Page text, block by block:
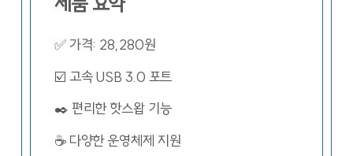
✅ 가격: 28,280원
☑️ 고속 USB 3.0 포트
✒️ 편리한 핫스왑 기능
☕ 다양한 운영체제 지원